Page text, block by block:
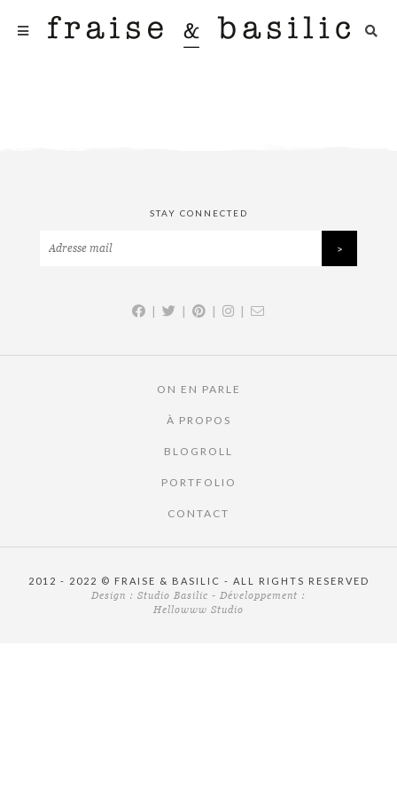
STAY CONNECTED
| | | |
ON EN PARLE
À PROPOS
BLOGROLL
PORTFOLIO
CONTACT
2012 - 2022 © FRAISE & BASILIC - ALL RIGHTS RESERVED
Design : Studio Basilic - Développement :
Hellowww Studio